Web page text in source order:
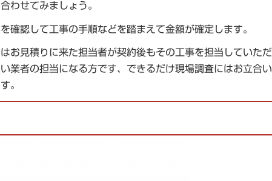
わせてみましょう。
確認して工事の手順などを踏まえて金額が確定します。
お見積りに来た担当者が契約後もその工事を担当していただ
業者の担当になる方です、できるだけ現場調査にはお立合い
。